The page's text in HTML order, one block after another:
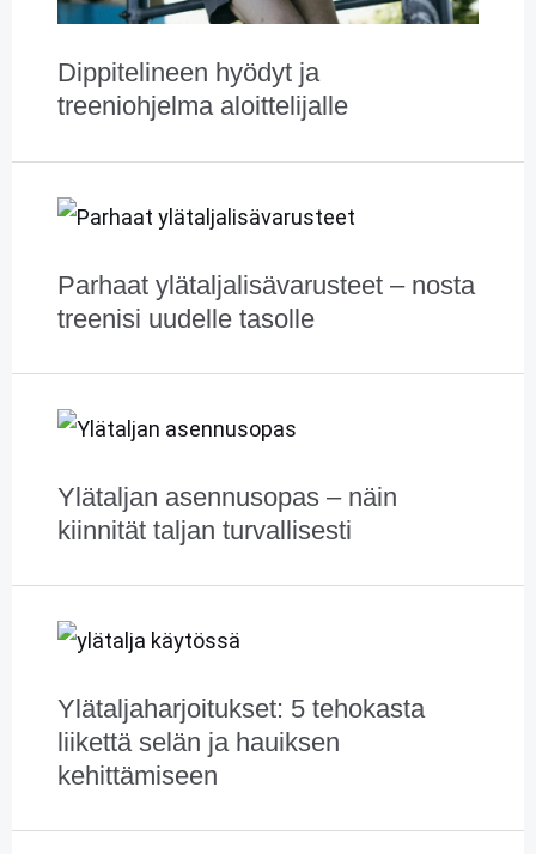
Dippitelineen hyödyt ja
treeniohjelma aloittelijalle
Parhaat ylätalja­lisävarusteet – nosta
treenisi uudelle tasolle
Ylätaljan asennus­opas – näin
kiinnität taljan turvallisesti
Ylätalja­harjoitukset: 5 tehokasta
liikettä selän ja hauiksen
kehittämiseen